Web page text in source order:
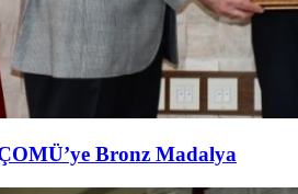
Bronz Madalya